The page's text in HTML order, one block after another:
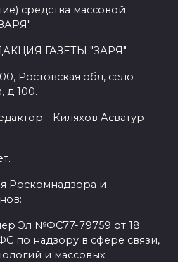
средства массовой
ГАЗЕТЫ "ЗАРЯ"
Ростовская обл, село
д 100.
- Киляхов Асватур
Роскомнадзора и
Эл №ФС77-79759 от 18
по надзору в сфере связи,
и массовых